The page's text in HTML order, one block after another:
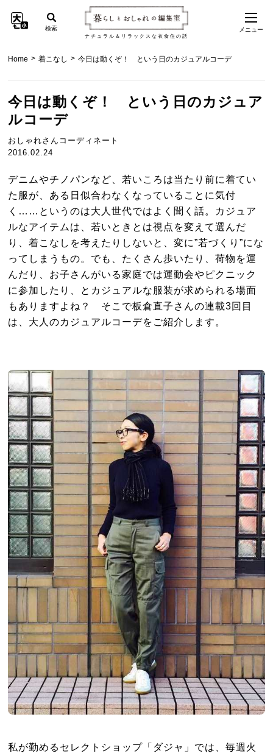
ナチュラル＆リラックスな衣食住の話
検索 メニュー
Home > 着こなし > 今日は動くぞ！ という日のカジュアルコーデ
今日は動くぞ！ という日のカジュア
ルコーデ
おしゃれさんコーディネート
2016.02.24
デニムやチノパンなど、若いころは当たり前に着てい
た服が、ある日似合わなくなっていることに気付
く……というのは大人世代ではよく聞く話。カジュア
ルなアイテムは、若いときとは視点を変えて選んだ
り、着こなしを考えたりしないと、変に”若づくり”にな
ってしまうもの。でも、たくさん歩いたり、荷物を運
んだり、お子さんがいる家庭では運動会やピクニック
に参加したり、とカジュアルな服装が求められる場面
もありますよね？ そこで板倉直子さんの連載3回目
は、大人のカジュアルコーデをご紹介します。
私が勤めるセレクトショップ「ダジャ」では、毎週火